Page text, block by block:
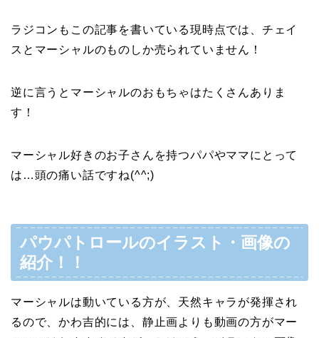
ラジコンもこの記事を書いている現時点では、チェイ
スとマーシャルのものしか売られていません！
逆に言うとマーシャルのおもちゃはたくさんありま
す！
マーシャル好きのお子さんを持つパパやママにとって
は…頭の痛い話ですね(^^;)
パウパトロールのイラスト・画像の
紹介！！
マーシャルは動いている方が、天然キャラが発揮され
るので、かわ吉的には、静止画よりも動画の方がマー